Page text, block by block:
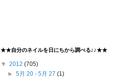
★★自分のネイルを日にちから調べる♪♪★★
▼ 2012 (705)
►5月 20 - 5月 27(1)